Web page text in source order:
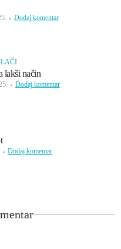
Dodaj komentar
lakši način
Dodaj komentar
Dodaj komentar